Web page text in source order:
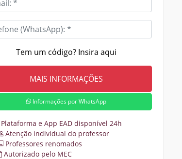
Tem um código? Insira aqui
Informações por WhatsApp
Plataforma e App EAD disponível 24h
Atenção individual do professor
Professores renomados
Autorizado pelo MEC